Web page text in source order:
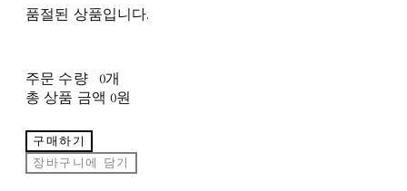
품절된 상품입니다.
주문 수량
0개
총 상품 금액 0원
구매하기
장바구니에 담기